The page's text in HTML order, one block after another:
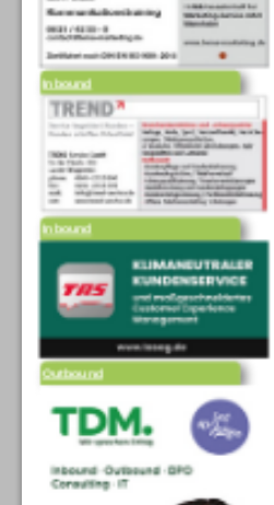
Inbound
Inbound
Outbound